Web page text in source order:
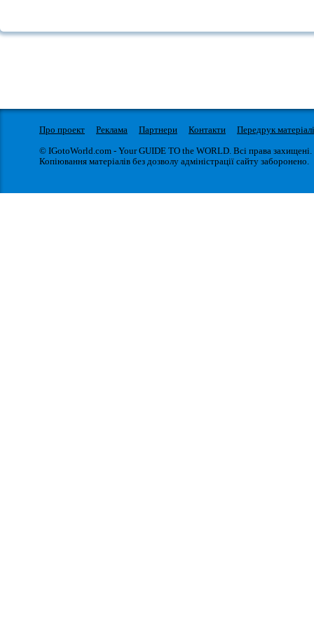
Про проект Реклама Партнери Контакти
Передрук
© IGotoWorld.com - Your GUIDE TO the WORLD. Всі права захищені.
Копіювання матеріалів без дозволу адміністрації сайту заборонено.